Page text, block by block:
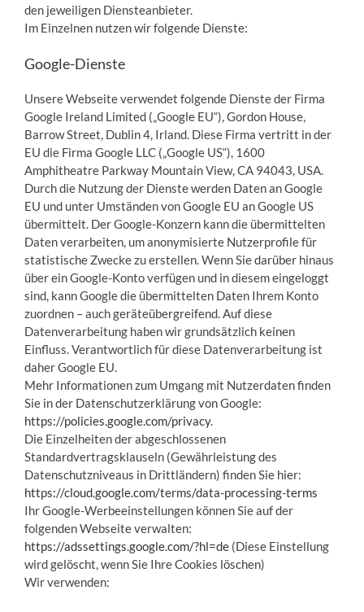
den jeweiligen Diensteanbieter.
Im Einzelnen nutzen wir folgende Dienste:
Google-Dienste
Unsere Webseite verwendet folgende Dienste der Firma
Google Ireland Limited („Google EU“), Gordon House,
Barrow Street, Dublin 4, Irland. Diese Firma vertritt in der
EU die Firma Google LLC („Google US“), 1600
Amphitheatre Parkway Mountain View, CA 94043, USA.
Durch die Nutzung der Dienste werden Daten an Google
EU und unter Umständen von Google EU an Google US
übermittelt. Der Google-Konzern kann die übermittelten
Daten verarbeiten, um anonymisierte Nutzerprofile für
statistische Zwecke zu erstellen. Wenn Sie darüber hinaus
über ein Google-Konto verfügen und in diesem eingeloggt
sind, kann Google die übermittelten Daten Ihrem Konto
zuordnen – auch geräteübergreifend. Auf diese
Datenverarbeitung haben wir grundsätzlich keinen
Einfluss. Verantwortlich für diese Datenverarbeitung ist
daher Google EU.
Mehr Informationen zum Umgang mit Nutzerdaten finden
Sie in der Datenschutzerklärung von Google:
https://policies.google.com/privacy.
Die Einzelheiten der abgeschlossenen
Standardvertragsklauseln (Gewährleistung des
Datenschutzniveaus in Drittländern) finden Sie hier:
https://cloud.google.com/terms/data-processing-terms
Ihr Google-Werbeeinstellungen können Sie auf der
folgenden Webseite verwalten:
https://adssettings.google.com/?hl=de(Diese Einstellung
wird gelöscht, wenn Sie Ihre Cookies löschen)
Wir verwenden: